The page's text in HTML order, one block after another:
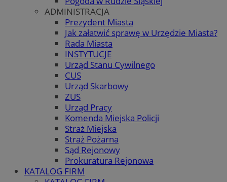
ADMINISTRACJA
Prezydent Miasta
Jak załatwić sprawę w Urzędzie Miasta?
Rada Miasta
INSTYTUCJE
Urząd Stanu Cywilnego
CUS
Urząd Skarbowy
ZUS
Urząd Pracy
Komenda Miejska Policji
Straż Miejska
Straż Pożarna
Sąd Rejonowy
Prokuratura Rejonowa
KATALOG FIRM